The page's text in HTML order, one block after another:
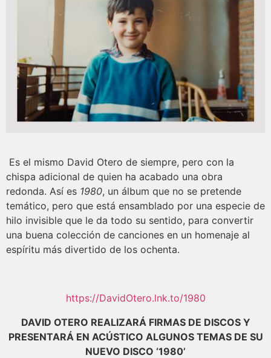
Es el mismo David Otero de siempre, pero con la
chispa adicional de quien ha acabado una obra
redonda. Así es 1980, un álbum que no se pretende
temático, pero que está ensamblado por una especie de
hilo invisible que le da todo su sentido, para convertir
una buena colección de canciones en un homenaje al
espíritu más divertido de los ochenta.
https://DavidOtero.lnk.to/1980
DAVID OTERO REALIZARÁ FIRMAS DE DISCOS Y
PRESENTARÁ EN ACÚSTICO ALGUNOS TEMAS DE SU
NUEVO DISCO ‘1980’